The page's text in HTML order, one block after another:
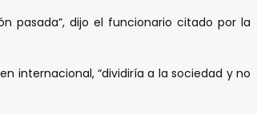
pasada”, dijo el funcionario citado por la
internacional, “dividiría a la sociedad y no